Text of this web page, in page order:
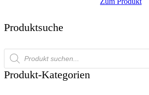
Produktsuche
Products
search
Produkt-Kategorien